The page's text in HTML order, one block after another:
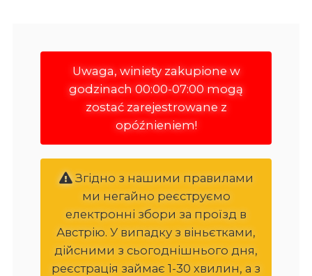
Uwaga, winiety zakupione w
godzinach 00:00-07:00 mogą
zostać zarejestrowane z
opóźnieniem!
Згідно з нашими правилами
ми негайно реєструємо
електронні збори за проїзд в
Австрію. У випадку з віньєтками,
дійсними з сьогоднішнього дня,
реєстрація займає 1-30 хвилин, а з